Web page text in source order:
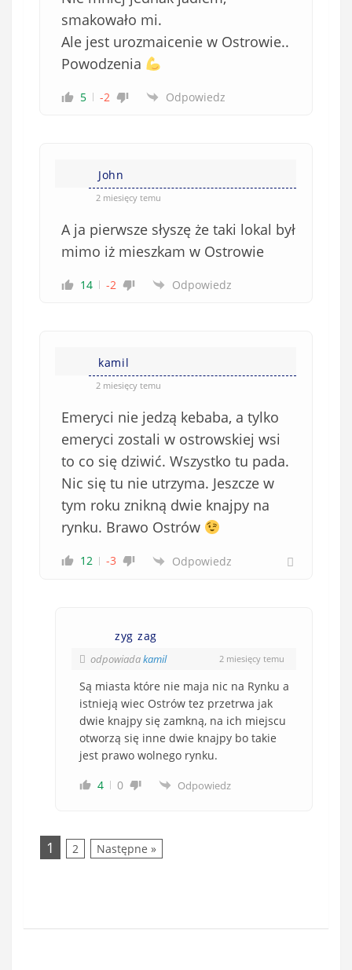
smakowało mi.
Ale jest urozmaicenie w Ostrowie..
Powodzenia
5 -2 Odpowiedz
John
2 miesięcy temu
A ja pierwsze słyszę że taki lokal był
mimo iż mieszkam w Ostrowie
14 -2 Odpowiedz
kamil
2 miesięcy temu
Emeryci nie jedzą kebaba, a tylko
emeryci zostali w ostrowskiej wsi
to co się dziwić. Wszystko tu pada.
Nic się tu nie utrzyma. Jeszcze w
tym roku znikną dwie knajpy na
rynku. Brawo Ostrów
12 -3 Odpowiedz
zyg zag
odpowiadakamil 2 miesięcy temu
Są miasta które nie maja nic na Rynku a
istnieją wiec Ostrów tez przetrwa jak
dwie knajpy się zamkną, na ich miejscu
otworzą się inne dwie knajpy bo takie
jest prawo wolnego rynku.
4
0 Odpowiedz
1 2 Następne »